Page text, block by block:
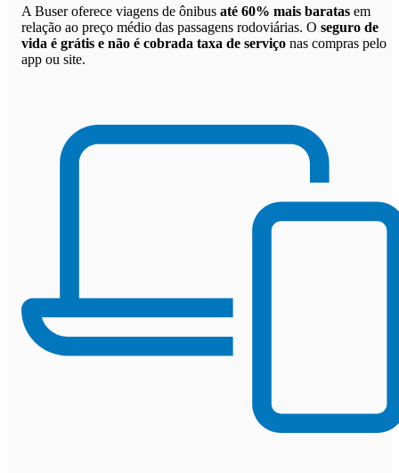
A Buser oferece viagens de ônibus até 60% mais baratas em
relação ao preço médio das passagens rodoviárias. O seguro de
vida é grátis e não é cobrada taxa de serviço nas compras pelo
app ou site.